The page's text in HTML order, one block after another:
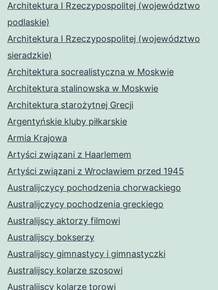
Architektura I Rzeczypospolitej (województwo
podlaskie)
Architektura I Rzeczypospolitej (województwo
sieradzkie)
Architektura socrealistyczna w Moskwie
Architektura stalinowska w Moskwie
Architektura starożytnej Grecji
Argentyńskie kluby piłkarskie
Armia Krajowa
Artyści związani z Haarlemem
Artyści związani z Wrocławiem przed 1945
Australijczycy pochodzenia chorwackiego
Australijczycy pochodzenia greckiego
Australijscy aktorzy filmowi
Australijscy bokserzy
Australijscy gimnastycy i gimnastyczki
Australijscy kolarze szosowi
Australijscy kolarze torowi